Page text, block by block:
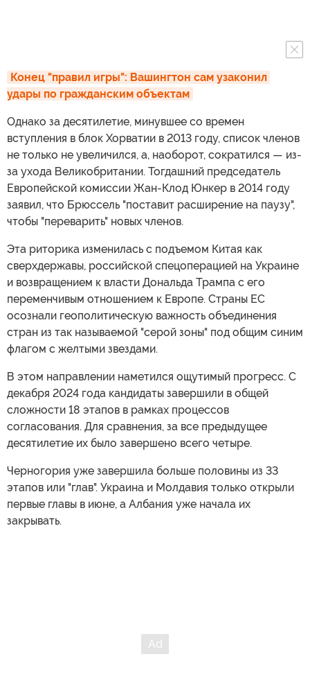
Конец "правил игры": Вашингтон сам узаконил
удары по гражданским объектам
Однако за десятилетие, минувшее со времен
вступления в блок Хорватии в 2013 году, список членов
не только не увеличился, а, наоборот, сократился — из-
за ухода Великобритании. Тогдашний председатель
Европейской комиссии Жан-Клод Юнкер в 2014 году
заявил, что Брюссель "поставит расширение на паузу",
чтобы "переварить" новых членов.
Эта риторика изменилась с подъемом Китая как
сверхдержавы, российской спецоперацией на Украине
и возвращением к власти Дональда Трампа с его
переменчивым отношением к Европе. Страны ЕС
осознали геополитическую важность объединения
стран из так называемой "серой зоны" под общим синим
флагом с желтыми звездами.
В этом направлении наметился ощутимый прогресс. С
декабря 2024 года кандидаты завершили в общей
сложности 18 этапов в рамках процессов
согласования. Для сравнения, за все предыдущее
десятилетие их было завершено всего четыре.
Черногория уже завершила больше половины из 33
этапов или "глав". Украина и Молдавия только открыли
первые главы в июне, а Албания уже начала их
закрывать.